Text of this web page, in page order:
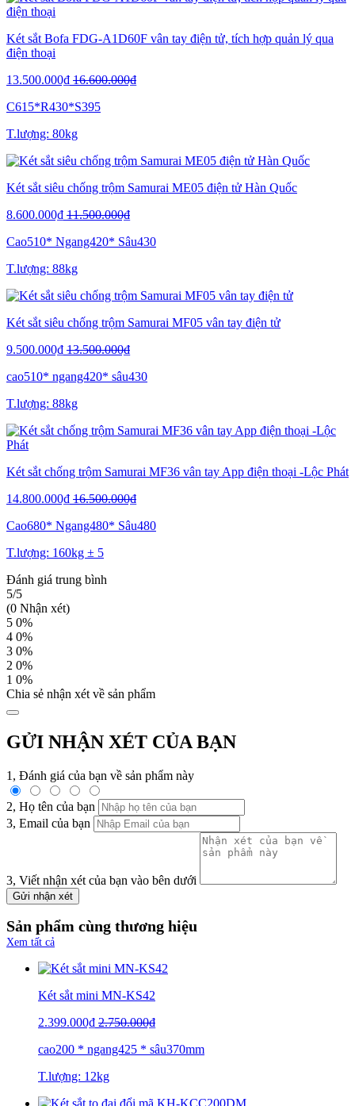
Két sắt Bofa FDG-A1D60F vân tay điện tử, tích hợp quản lý qua
điện thoại
13.500.000₫ 16.600.000₫
C615*R430*S395
T.lượng: 80kg
Két sắt siêu chống trộm Samurai ME05 điện tử Hàn Quốc
8.600.000₫ 11.500.000₫
Cao510* Ngang420* Sâu430
T.lượng: 88kg
Két sắt siêu chống trộm Samurai MF05 vân tay điện tử
9.500.000₫ 13.500.000₫
cao510* ngang420* sâu430
T.lượng: 88kg
Két sắt chống trộm Samurai MF36 vân tay App điện thoại -Lộc Phát
14.800.000₫ 16.500.000₫
Cao680* Ngang480* Sâu480
T.lượng: 160kg ± 5
Đánh giá trung bình
5/5
(0 Nhận xét)
5 0%
4 0%
3 0%
2 0%
1 0%
Chia sẻ nhận xét về sản phẩm
GỬI NHẬN XÉT CỦA BẠN
1, Đánh giá của bạn về sản phẩm này
2, Họ tên của bạn
3, Email của bạn
3, Viết nhận xét của bạn vào bên dưới
Gửi nhận xét
Sản phẩm cùng thương hiệu
Xem tất cả
Két sắt mini MN-KS42
2.399.000₫ 2.750.000₫
cao200 * ngang425 * sâu370mm
T.lượng: 12kg